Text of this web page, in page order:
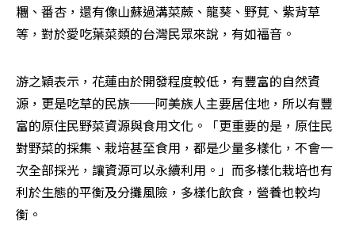
糰、番杏，還有像山蘇過溝菜蕨、龍葵、野莧、紫背草
等，對於愛吃葉菜類的台灣民眾來說，有如福音。
游之穎表示，花蓮由於開發程度較低，有豐富的自然資
源，更是吃草的民族──阿美族人主要居住地，所以有豐
富的原住民野菜資源與食用文化。「更重要的是，原住民
對野菜的採集、栽培甚至食用，都是少量多樣化，不會一
次全部採光，讓資源可以永續利用。」而多樣化栽培也有
利於生態的平衡及分攤風險，多樣化飲食，營養也較均
衡。